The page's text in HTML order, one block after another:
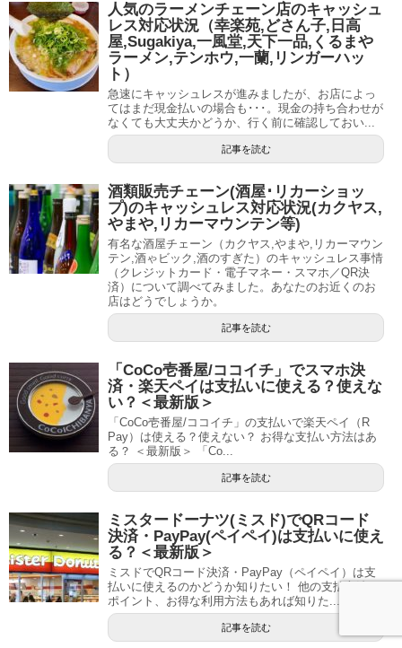
人気のラーメンチェーン店のキャッシュ
レス対応状況（幸楽苑,どさん子,日高
屋,Sugakiya,一風堂,天下一品,くるまや
ラーメン,テンホウ,一蘭,リンガーハッ
ト）
急速にキャッシュレスが進みましたが、お店によっ
てはまだ現金払いの場合も･･･。現金の持ち合わせが
なくても大丈夫かどうか、行く前に確認しておい...
記事を読む
酒類販売チェーン(酒屋･リカーショッ
プ)のキャッシュレス対応状況(カクヤス,
やまや,リカーマウンテン等)
有名な酒屋チェーン（カクヤス,やまや,リカーマウン
テン,酒ゃビック,酒のすぎた）のキャッシュレス事情
（クレジットカード・電子マネー・スマホ／QR決
済）について調べてみました。あなたのお近くのお
店はどうでしょうか。
記事を読む
「CoCo壱番屋/ココイチ」でスマホ決
済・楽天ペイは支払いに使える？使えな
い？＜最新版＞
「CoCo壱番屋/ココイチ」の支払いで楽天ペイ（R
Pay）は使える？使えない？ お得な支払い方法はあ
る？ ＜最新版＞ 「Co...
記事を読む
ミスタードーナツ(ミスド)でQRコード
決済・PayPay(ペイペイ)は支払いに使え
る？＜最新版＞
ミスドでQRコード決済・PayPay（ペイペイ）は支
払いに使えるのかどうか知りたい！ 他の支払方法や
ポイント、お得な利用方法もあれば知りた...
記事を読む